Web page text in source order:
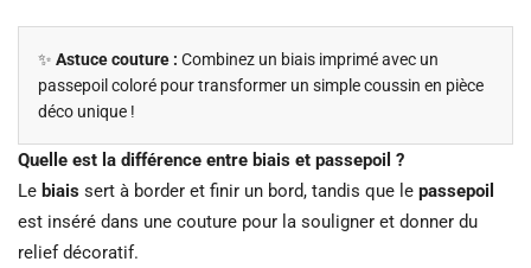
✨ Astuce couture : Combinez un biais imprimé avec un
passepoil coloré pour transformer un simple coussin en pièce
déco unique !
Quelle est la différence entre biais et passepoil ?
Le biais sert à border et finir un bord, tandis que le passepoil
est inséré dans une couture pour la souligner et donner du
relief décoratif.